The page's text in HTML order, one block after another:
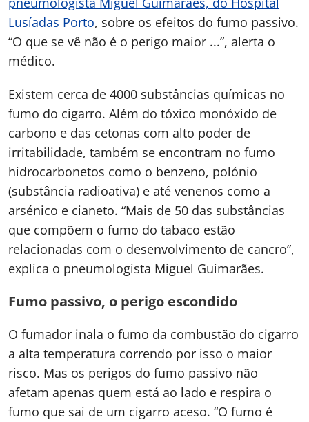
Lusíadas Porto, sobre os efeitos do fumo passivo.
“O que se vê não é o perigo maior ...”, alerta o
médico.
Existem cerca de 4000 substâncias químicas no
fumo do cigarro. Além do tóxico monóxido de
carbono e das cetonas com alto poder de
irritabilidade, também se encontram no fumo
hidrocarbonetos como o benzeno, polónio
(substância radioativa) e até venenos como a
arsénico e cianeto. “Mais de 50 das substâncias
que compõem o fumo do tabaco estão
relacionadas com o desenvolvimento de cancro”,
explica o pneumologista Miguel Guimarães.
Fumo passivo, o perigo escondido
O fumador inala o fumo da combustão do cigarro
a alta temperatura correndo por isso o maior
risco. Mas os perigos do fumo passivo não
afetam apenas quem está ao lado e respira o
fumo que sai de um cigarro aceso. “O fumo é